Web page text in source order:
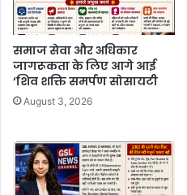
समाज सेवा और अधिकार
जागरूकता के लिए आगे आई
‘शिव शक्ति समर्पण सोसायटी
August 3, 2026